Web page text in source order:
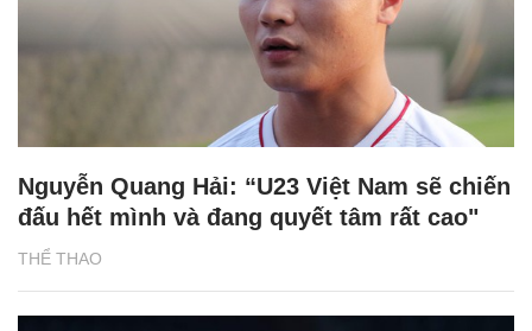
THỂ THAO
Nguyễn Quang Hải: “U23 Việt Nam sẽ chiến
đấu hết mình và đang quyết tâm rất cao"